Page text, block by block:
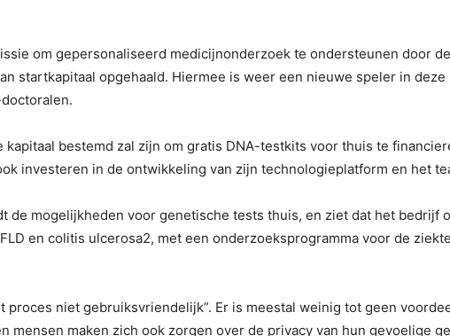
om gepersonaliseerd medicijnonderzoek te ondersteunen door
startkapitaal opgehaald. Hiermee is weer een nieuwe speler in
bestemd zal zijn om gratis DNA-testkits voor thuis te
investeren in de ontwikkeling van zijn technologieplatform en het
de mogelijkheden voor genetische tests thuis, en ziet dat het bedrijf
en colitis ulcerosa2, met een onderzoeksprogramma voor de
proces niet gebruiksvriendelijk”. Er is meestal weinig tot geen
mensen maken zich ook zorgen over de privacy van hun gevoelige